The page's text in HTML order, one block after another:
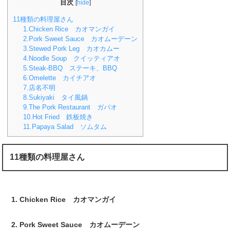
目次 [hide]
11種類の料理屋さん
1.Chicken Rice カオマンガイ
2.Pork Sweet Sauce カオムーデーン
3.Stewed Pork Leg カオカムー
4.Noodle Soup クイッティアオ
5.Steak-BBQ ステーキ、BBQ
6.Omelette カイチアオ
7.店名不明
8.Sukiyaki タイ風鍋
9.The Pork Restaurant ガパオ
10.Hot Fried 鉄板焼き
11.Papaya Salad ソムタム
11種類の料理屋さん
Chicken Rice カオマンガイ
Pork Sweet Sauce カオムーデーン